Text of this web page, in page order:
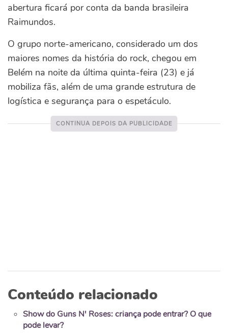
abertura ficará por conta da banda brasileira
Raimundos.
O grupo norte-americano, considerado um dos
maiores nomes da história do rock, chegou em
Belém na noite da última quinta-feira (23) e já
mobiliza fãs, além de uma grande estrutura de
logística e segurança para o espetáculo.
Conteúdo relacionado
Show do Guns N' Roses: criança pode entrar? O que
pode levar?